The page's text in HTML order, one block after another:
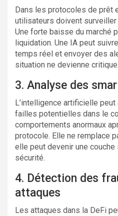
Dans les protocoles de prêt
utilisateurs doivent surveiller
Une forte baisse du marché
liquidation. Une IA peut
temps réel et envoyer des
situation ne devienne critique.
3. Analyse des
L’intelligence artificielle
failles potentielles dans le
comportements anormaux
protocole. Elle ne remplace
elle peut devenir une
sécurité.
4. Détection des
attaques
Les attaques dans la DeFi